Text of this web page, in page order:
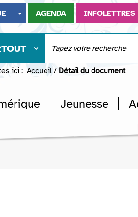
AGENDA INFOLETTRES
ici : Accueil / Détail du document
Jeunesse